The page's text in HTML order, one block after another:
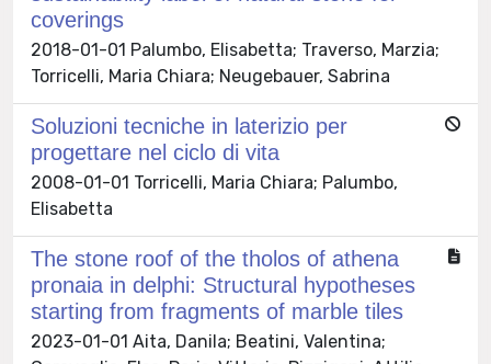
coverings
2018-01-01 Palumbo, Elisabetta; Traverso, Marzia;
Torricelli, Maria Chiara; Neugebauer, Sabrina
Soluzioni tecniche in laterizio per
progettare nel ciclo di vita
2008-01-01 Torricelli, Maria Chiara; Palumbo,
Elisabetta
The stone roof of the tholos of athena
pronaia in delphi: Structural hypotheses
starting from fragments of marble tiles
2023-01-01 Aita, Danila; Beatini, Valentina;